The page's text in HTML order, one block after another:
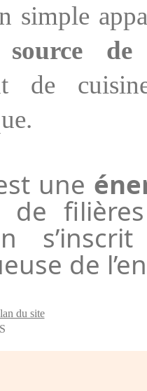
simple
source de
de
une
de
de
du site